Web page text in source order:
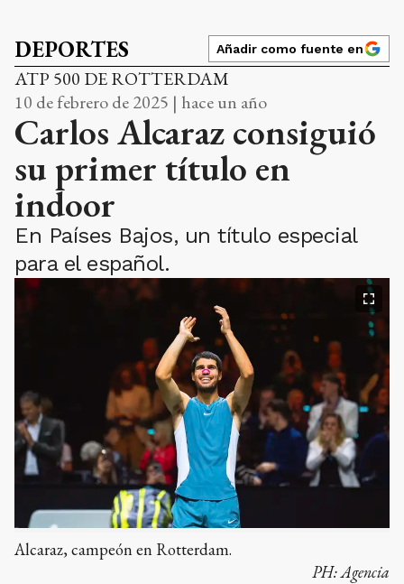
DEPORTES Añadir como fuente en
ATP 500 DE ROTTERDAM
10 de febrero de 2025 | hace un año
Carlos Alcaraz consiguió
su primer título en
indoor
En Países Bajos, un título especial
para el español.
Alcaraz, campeón en Rotterdam.
PH:Agencia